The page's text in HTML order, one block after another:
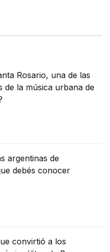
Rosario, una de las
de la música urbana de
argentinas de
debés conocer
convirtió a los